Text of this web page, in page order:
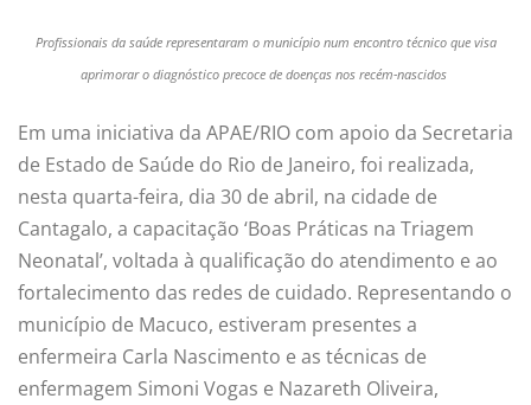
Profissionais da saúde representaram o município num encontro técnico que visa
aprimorar o diagnóstico precoce de doenças nos recém-nascidos
Em uma iniciativa da APAE/RIO com apoio da Secretaria
de Estado de Saúde do Rio de Janeiro, foi realizada,
nesta quarta-feira, dia 30 de abril, na cidade de
Cantagalo, a capacitação ‘Boas Práticas na Triagem
Neonatal’, voltada à qualificação do atendimento e ao
fortalecimento das redes de cuidado. Representando o
município de Macuco, estiveram presentes a
enfermeira Carla Nascimento e as técnicas de
enfermagem Simoni Vogas e Nazareth Oliveira,